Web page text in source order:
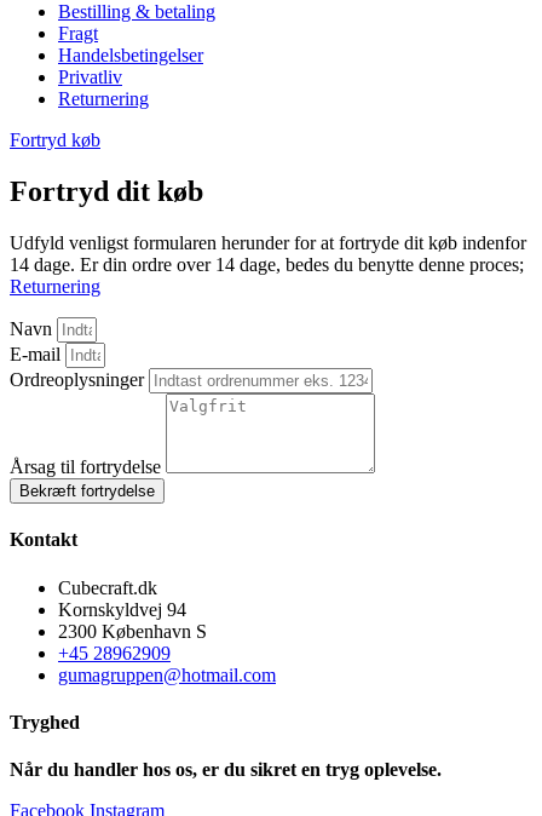
Bestilling & betaling
Fragt
Handelsbetingelser
Privatliv
Returnering
Fortryd køb
Fortryd dit køb
Udfyld venligst formularen herunder for at fortryde dit køb indenfor
14 dage. Er din ordre over 14 dage, bedes du benytte denne proces;
Returnering
Navn
E-mail
Ordreoplysninger
Årsag til fortrydelse
Bekræft fortrydelse
Kontakt
Cubecraft.dk
Kornskyldvej 94
2300 København S
+45 28962909
gumagruppen@hotmail.com
Tryghed
Når du handler hos os, er du sikret en tryg oplevelse.
Facebook Instagram